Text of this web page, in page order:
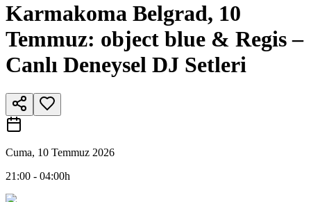
Karmakoma Belgrad, 10
Temmuz: object blue & Regis –
Canlı Deneysel DJ Setleri
Cuma, 10 Temmuz 2026
21:00 - 04:00h